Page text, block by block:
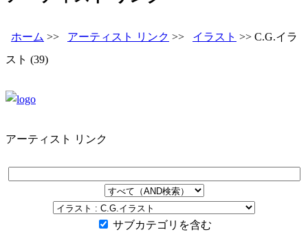
ホーム >> アーティスト リンク >> イラスト >> C.G.イラ
スト (39)
アーティスト リンク
サブカテゴリを含む